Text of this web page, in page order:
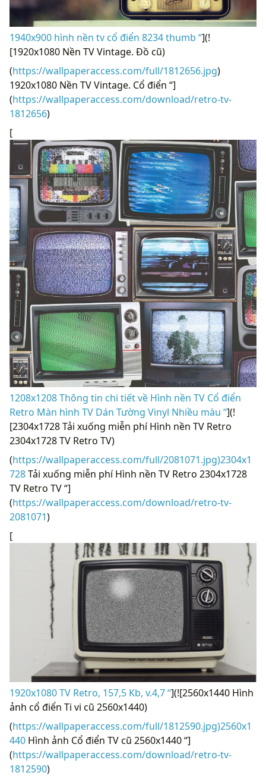
1940x900 hình nền tv cổ điển 8234 thumb “](!
[1920x1080 Nền TV Vintage. Đồ cũ)
(https://wallpaperaccess.com/full/1812656.jpg)
1920x1080 Nền TV Vintage. Cổ điển “]
(https://wallpaperaccess.com/download/retro-tv-
1812656)
[
1208x1208 Thông tin chi tiết về Hình nền TV Cổ điển
Retro Màn hình TV Dán Tường Vinyl Nhiều màu “](!
[2304x1728 Tải xuống miễn phí Hình nền TV Retro
2304x1728 TV Retro TV)
(https://wallpaperaccess.com/full/2081071.jpg)2304x1
728Tải xuống miễn phí Hình nền TV Retro 2304x1728
TV Retro TV “]
(https://wallpaperaccess.com/download/retro-tv-
2081071)
[
1920x1080 TV Retro, 157,5 Kb, v.4,7 “](![2560x1440 Hình
ảnh cổ điển Ti vi cũ 2560x1440)
(https://wallpaperaccess.com/full/1812590.jpg)2560x1
440 Hình ảnh Cổ điển TV cũ 2560x1440 “]
(https://wallpaperaccess.com/download/retro-tv-
1812590)